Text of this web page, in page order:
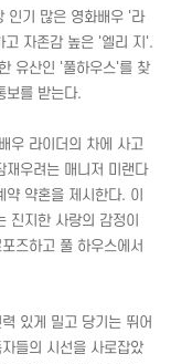
인기 많은 영화배우 '라
고 자존감 높은 '엘리 지'.
유산인 '풀하우스'를 찾
보를 받는다.
우 라이더의 차에 사고
재우려는 매니저 미랜다
약혼을 제시한다. 이
진지한 사랑의 감정이
즈하고 풀 하우스에서
있게 밀고 당기는 뛰어
들의 시선을 사로잡았